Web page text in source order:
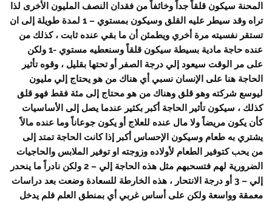
المحنة سيكون قلقاً جداً وخائفاً من فقدان النصف المليون الأخرى لذا
تراه وقد سيطر عليه القلق وسيكون بمستوي – 1 لمدة طويلة إلى ان
تستقر نفسيته مرة أخري ويطمئن أن ما بقي عنده ثابت ، كذلك من
عنده حاجة مادية بسيطة سيكون قلقاً وسنعطيه مستوي -1 ولكن
على مر الوقت سيعود إلي درجة الصفر أو تحتها بقليل ، وقوه تأثير
الحاجة هنا على الإنسان نسبي أي هناك من هو يحتاج إلي مليون
ليوسع شركته وهو قلق وهناك من هو محتاج إلى مئة فقط فهو قلق
كذلك ، سيكون تأثير الحاجة أكبر بكثير عندما يصل إلى الأساسيات
كأن يكون مريضاً ولا مال عنده للعلاج أو يكون جوعاناً وما عنده مالاً
يشتري به طعام وسيكون الإحساس أكبر إذا كانت الحاجة تمتد إلى
من يحب كتوفير الطعام لأولاده وزوجته او توفير الملابس والحاجيات
الضرورية لهم فتسحبهم مثل هذه الحاجة إلي – 2 ولكن نادراً ما ينحدر
إلي – 3 أو درجة الانتحار ، هذه الخارطة للسعادة وضعت بعد دراسات
معمقة وواسعة ولكن على أساس غربي أي بمنطق العلم فلم يدخل